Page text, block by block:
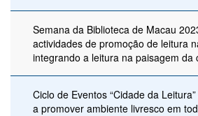
Semana da Biblioteca de Macau
actividades de promoção de leitura
integrando a leitura na paisagem da
Ciclo de Eventos “Cidade da
a promover ambiente livresco em